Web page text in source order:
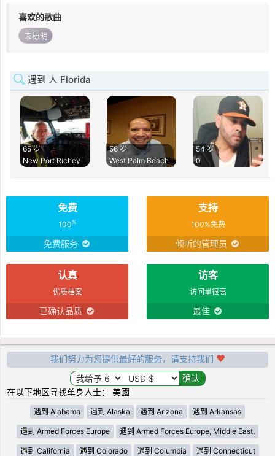
喜欢的歌曲
未标明
遇到 人 Florida
65 岁
New Port Richey
56 岁
West Palm Beach
54 岁
0
免费
100%
免费服务
支持
100%免费
倾听的管理员
认真
优质档案
已确认品质
访客
访问量很高
最佳
我们努力为您提供最好的服务，请支持我们
在以下地区寻找单身人士： 美國
遇到 Alabama 遇到 Alaska 遇到 Arizona 遇到 Arkansas
遇到 Armed Forces Europe 遇到 Armed Forces Europe, Middle East,
遇到 California 遇到 Colorado 遇到 Columbia 遇到 Connecticut